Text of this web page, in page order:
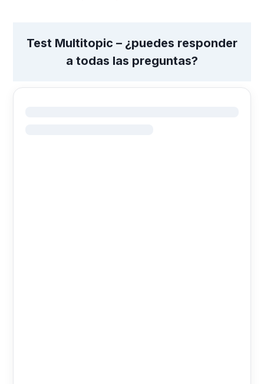
Test Multitopic – ¿puedes responder
a todas las preguntas?